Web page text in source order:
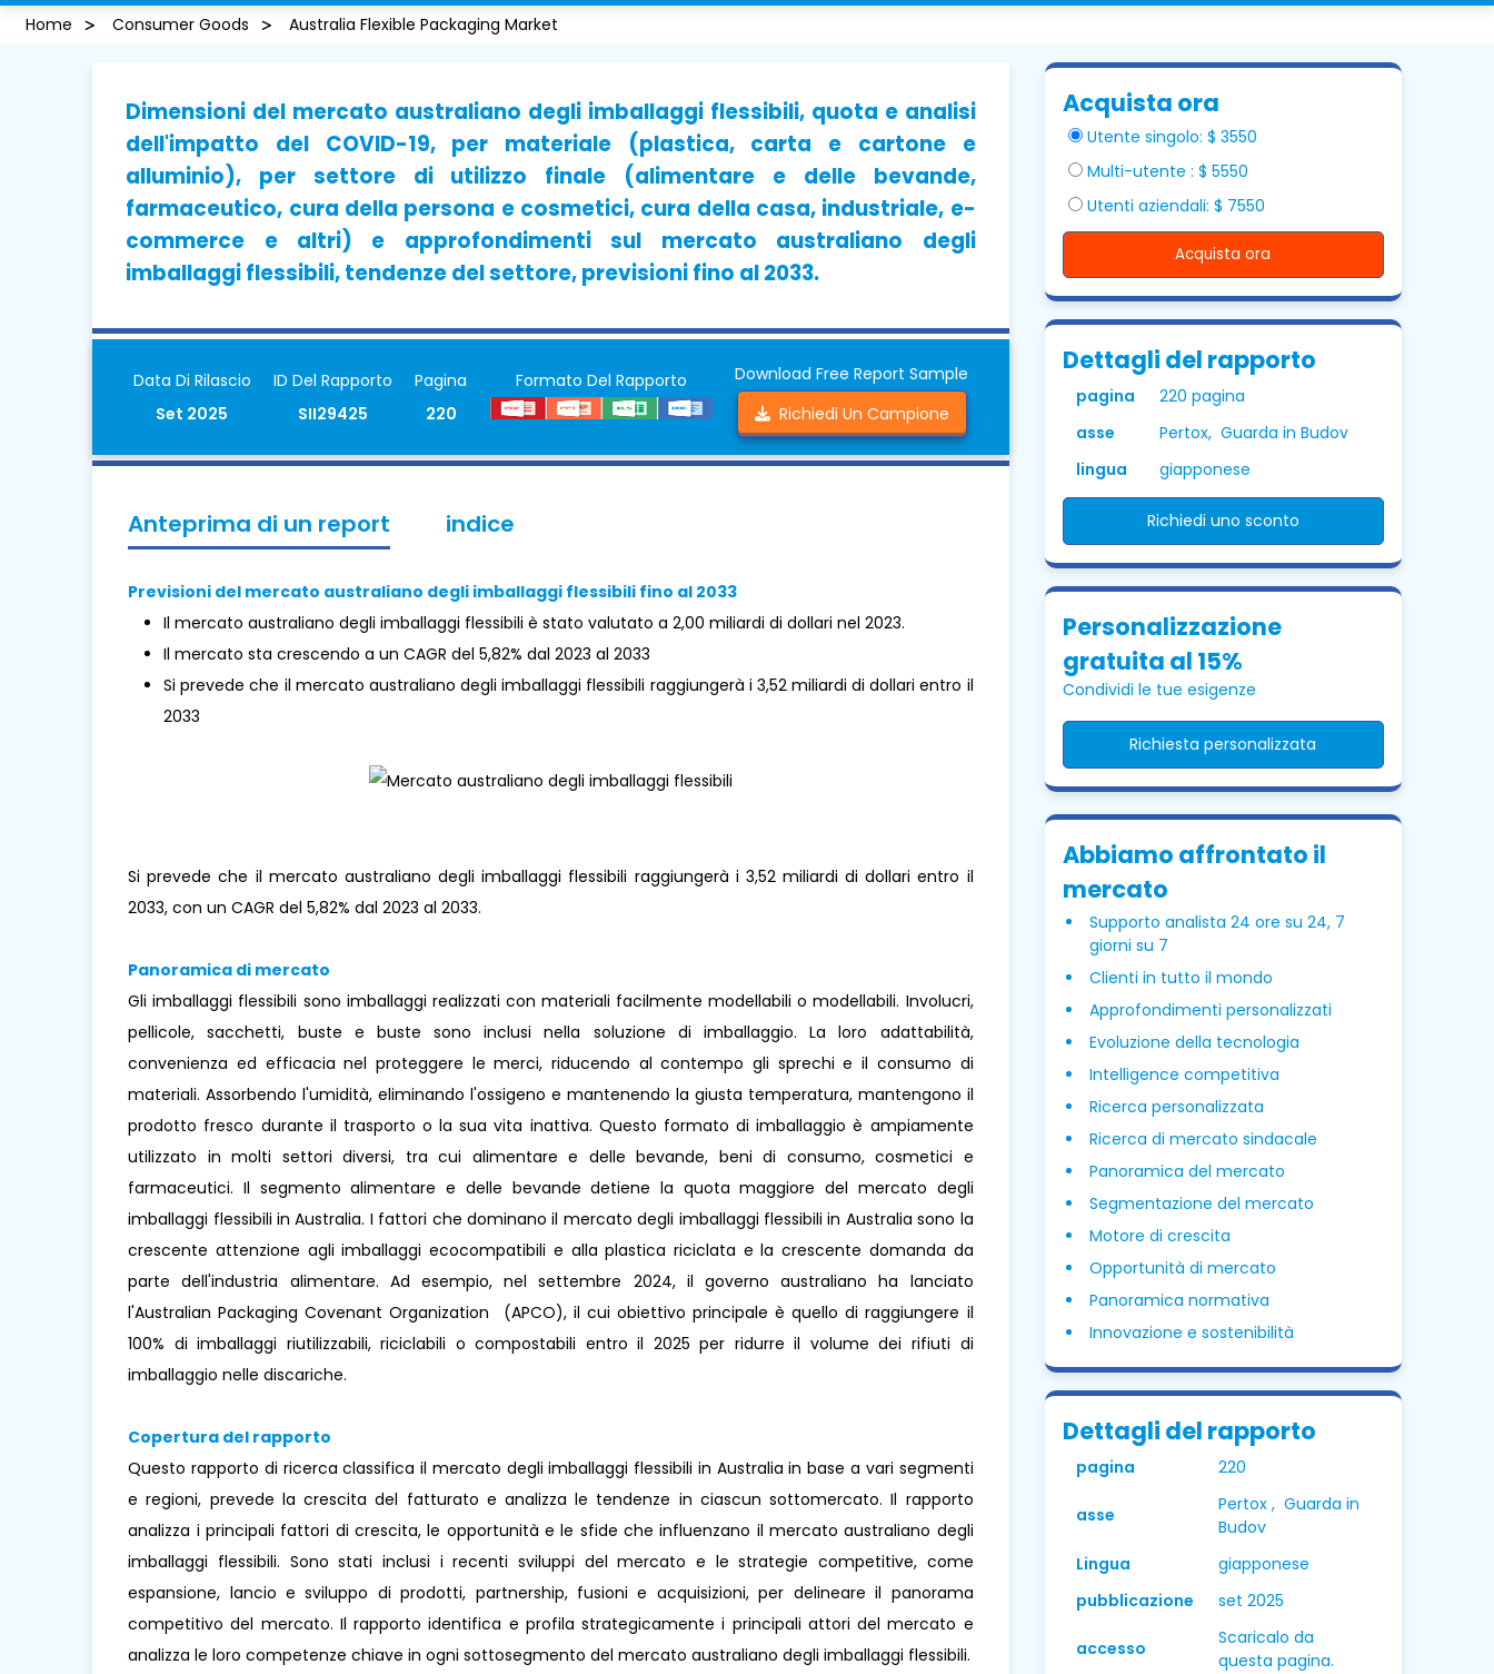
Home Consumer Goods Australia Flexible Packaging Market
Dimensioni del mercato australiano degli imballaggi flessibili, quota e analisi
dell'impatto del COVID-19, per materiale (plastica, carta e cartone e
alluminio), per settore di utilizzo finale (alimentare e delle bevande,
farmaceutico, cura della persona e cosmetici, cura della casa, industriale, e-
commerce e altri) e approfondimenti sul mercato australiano degli
imballaggi flessibili, tendenze del settore, previsioni fino al 2033.
Data Di Rilascio
Set 2025
ID Del Rapporto
SII29425
Pagina
220
Formato Del Rapporto
Download Free Report Sample
Richiedi Un Campione
Anteprima di un report indice
Previsioni del mercato australiano degli imballaggi flessibili fino al 2033
Il mercato australiano degli imballaggi flessibili è stato valutato a 2,00 miliardi di dollari nel 2023.
Il mercato sta crescendo a un CAGR del 5,82% dal 2023 al 2033
Si prevede che il mercato australiano degli imballaggi flessibili raggiungerà i 3,52 miliardi di dollari entro il
2033
Si prevede che il mercato australiano degli imballaggi flessibili raggiungerà i 3,52 miliardi di dollari entro il
2033, con un CAGR del 5,82% dal 2023 al 2033.
Panoramica di mercato
Gli imballaggi flessibili sono imballaggi realizzati con materiali facilmente modellabili o modellabili. Involucri,
pellicole, sacchetti, buste e buste sono inclusi nella soluzione di imballaggio. La loro adattabilità,
convenienza ed efficacia nel proteggere le merci, riducendo al contempo gli sprechi e il consumo di
materiali. Assorbendo l'umidità, eliminando l'ossigeno e mantenendo la giusta temperatura, mantengono il
prodotto fresco durante il trasporto o la sua vita inattiva. Questo formato di imballaggio è ampiamente
utilizzato in molti settori diversi, tra cui alimentare e delle bevande, beni di consumo, cosmetici e
farmaceutici. Il segmento alimentare e delle bevande detiene la quota maggiore del mercato degli
imballaggi flessibili in Australia. I fattori che dominano il mercato degli imballaggi flessibili in Australia sono la
crescente attenzione agli imballaggi ecocompatibili e alla plastica riciclata e la crescente domanda da
parte dell'industria alimentare. Ad esempio, nel settembre 2024, il governo australiano ha lanciato
l'Australian Packaging Covenant Organization (APCO), il cui obiettivo principale è quello di raggiungere il
100% di imballaggi riutilizzabili, riciclabili o compostabili entro il 2025 per ridurre il volume dei rifiuti di
imballaggio nelle discariche.
Copertura del rapporto
Questo rapporto di ricerca classifica il mercato degli imballaggi flessibili in Australia in base a vari segmenti
e regioni, prevede la crescita del fatturato e analizza le tendenze in ciascun sottomercato. Il rapporto
analizza i principali fattori di crescita, le opportunità e le sfide che influenzano il mercato australiano degli
imballaggi flessibili. Sono stati inclusi i recenti sviluppi del mercato e le strategie competitive, come
espansione, lancio e sviluppo di prodotti, partnership, fusioni e acquisizioni, per delineare il panorama
competitivo del mercato. Il rapporto identifica e profila strategicamente i principali attori del mercato e
analizza le loro competenze chiave in ogni sottosegmento del mercato australiano degli imballaggi flessibili.
Acquista ora
Utente singolo: $ 3550
Multi-utente : $ 5550
Utenti aziendali: $ 7550
Acquista ora
Dettagli del rapporto
pagina
220 pagina
asse
Pertox, Guarda in Budov
lingua
giapponese
Richiedi uno sconto
Personalizzazione
gratuita al 15%
Condividi le tue esigenze
Richiesta personalizzata
Abbiamo affrontato il
mercato
Supporto analista 24 ore su 24, 7
giorni su 7
Clienti in tutto il mondo
Approfondimenti personalizzati
Evoluzione della tecnologia
Intelligence competitiva
Ricerca personalizzata
Ricerca di mercato sindacale
Panoramica del mercato
Segmentazione del mercato
Motore di crescita
Opportunità di mercato
Panoramica normativa
Innovazione e sostenibilità
Dettagli del rapporto
pagina 220
asse
Pertox , Guarda in
Budov
Lingua
giapponese
pubblicazione
set 2025
accesso
Scaricalo da
questa pagina.